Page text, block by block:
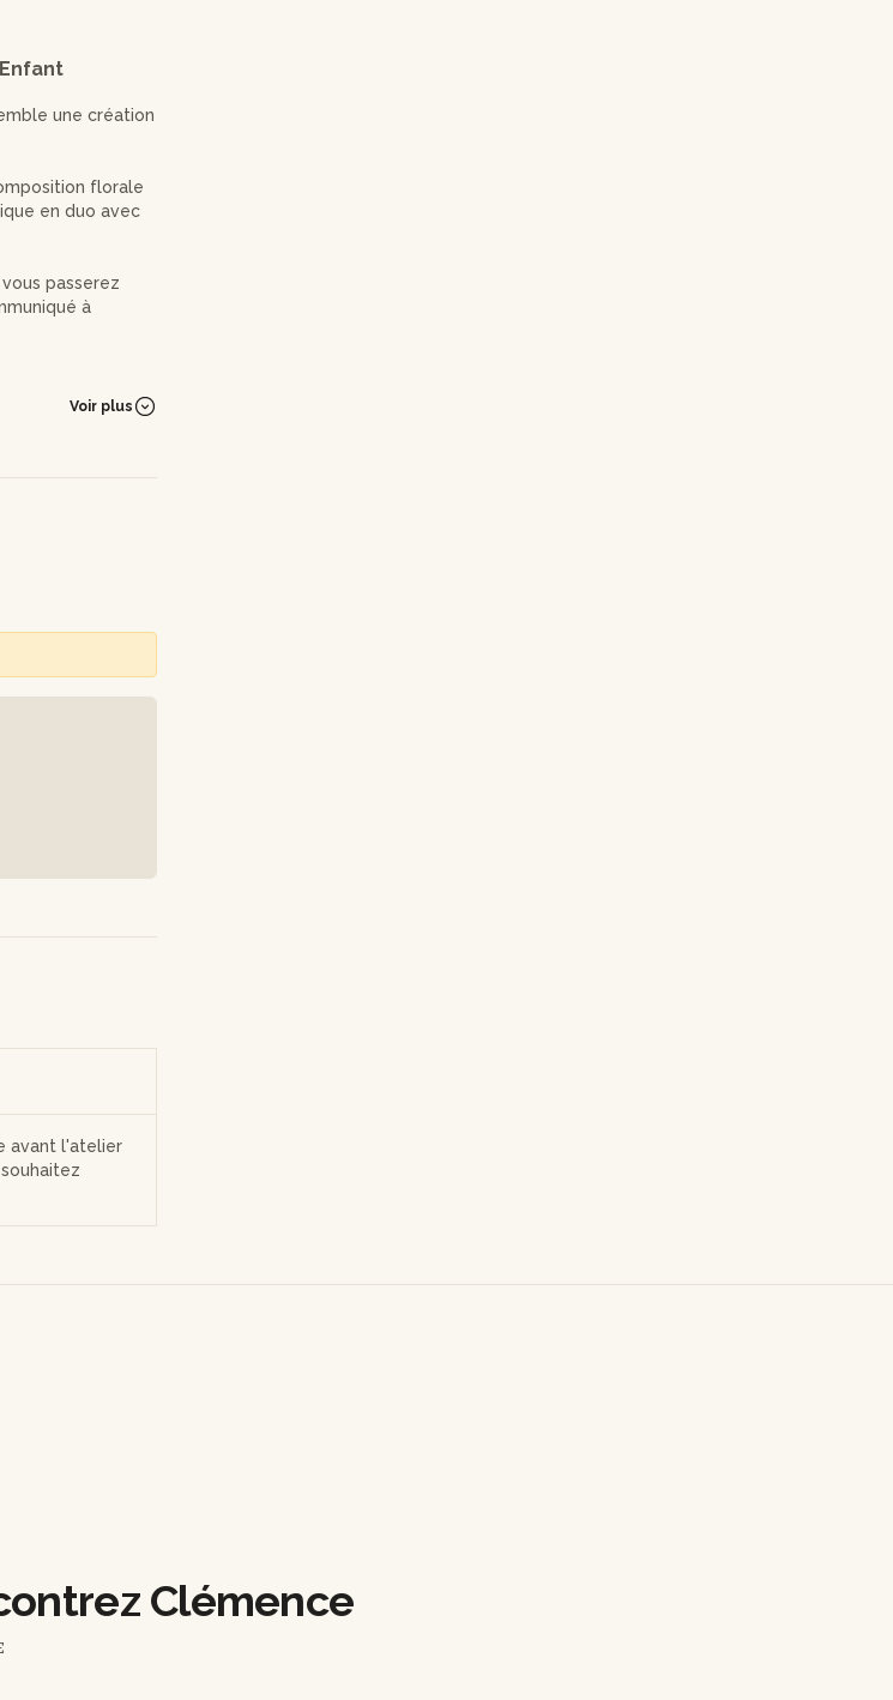
une création
florale
en duo avec
passerez
à
des caisses de
créativité ! Une
et
Voir plus
avant l'atelier
Clémence